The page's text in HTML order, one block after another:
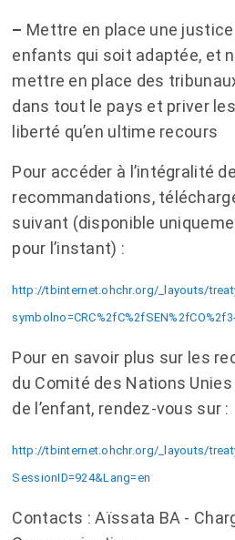
– Mettre en place une
enfants qui soit adaptée, et
mettre en place des
dans tout le pays et priver
liberté qu’en ultime recours
Pour accéder à l’intégralité
recommandations,
suivant (disponible
pour l’instant) :
http://tbinternet.ohchr.org/_layouts/
Pour en savoir plus sur les
du Comité des Nations
de l’enfant, rendez-vous sur :
http://tbinternet.ohchr.org/_layouts/
SessionID=924&Lang=en
Contacts : Aïssata BA -